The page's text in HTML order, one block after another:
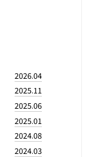
2026.04
2025.11
2025.06
2025.01
2024.08
2024.03